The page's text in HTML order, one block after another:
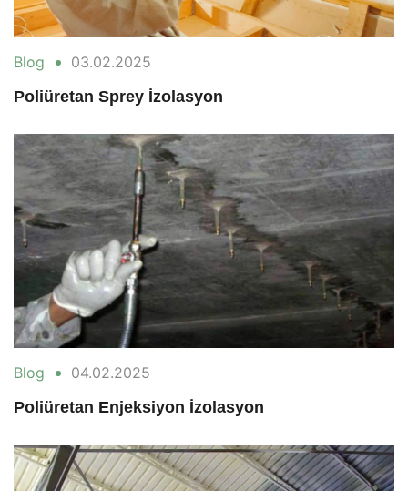
Blog
03.02.2025
Poliüretan Sprey İzolasyon
Blog
04.02.2025
Poliüretan Enjeksiyon İzolasyon